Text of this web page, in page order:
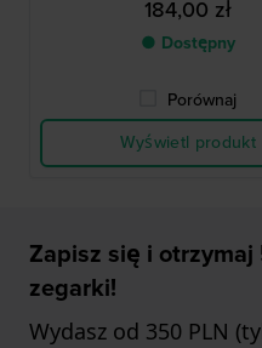
184,00 zł
● Dostępny
Porównaj
Wyświetl produkt
Zapisz się i
zegarki!
Wydasz od 350 PLN